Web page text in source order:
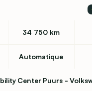
34 750 km
Automatique